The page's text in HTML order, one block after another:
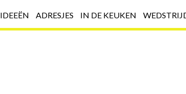
IDEEËN ADRESJES IN DE KEUKEN